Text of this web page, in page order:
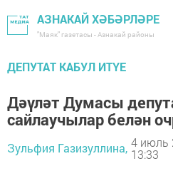
АЗНАКАЙ ХӘБӘРЛӘРЕ
"Маяк" газетасы - Азнакай районы
ДЕПУТАТ КАБУЛ ИТҮЕ
Дәүләт Думасы
сайлаучылар белән
Зульфия Газизуллина, 4 июль
13:33